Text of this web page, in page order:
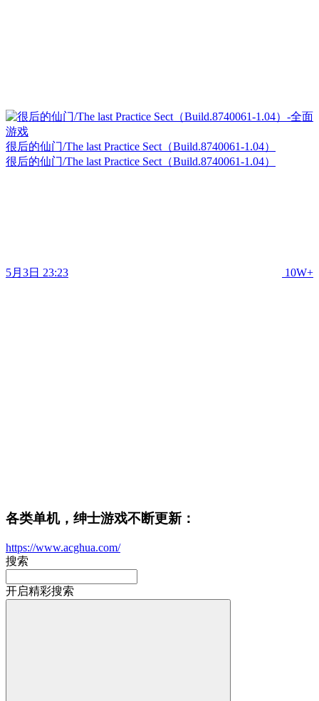
很后的仙门/The last Practice Sect（Build.8740061-1.04）
很后的仙门/The last Practice Sect（Build.8740061-1.04）
5月3日 23:23 10W+
各类单机，绅士游戏不断更新：
https://www.acghua.com/
搜索
开启精彩搜索